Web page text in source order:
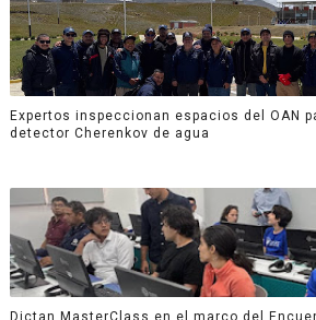
Expertos inspeccionan espacios del OAN
detector Cherenkov de agua
Dictan MasterClass en el marco del